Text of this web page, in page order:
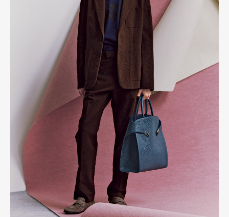
Art&Design WatchFashion
ProductCulture Lifestyle
Pen Membership
Magazine
Official Columnist
About
Contact
Pen Meet
Pen international Pen tw